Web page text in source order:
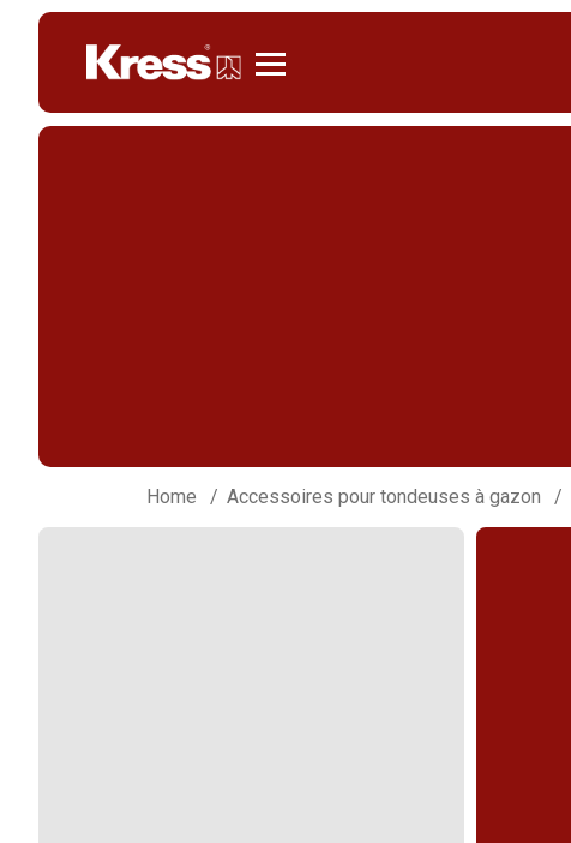
Home Accessoires pour tondeuses à gazon